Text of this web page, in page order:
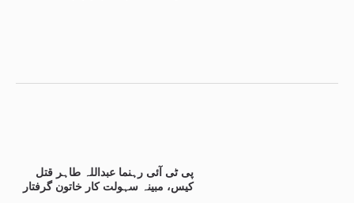
پی ٹی آئی رہنما عبداللہ طاہر قتل
کیس، مبینہ سہولت کار خاتون گرفتار